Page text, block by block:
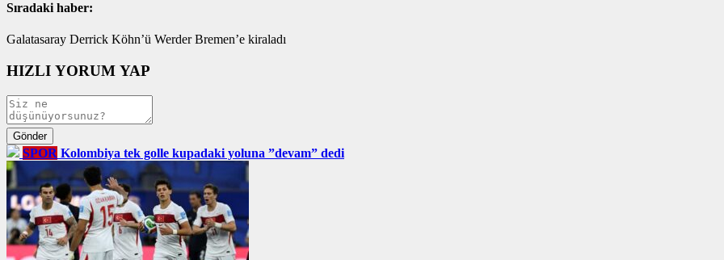
Sıradaki haber:
Galatasaray Derrick Köhn’ü Werder Bremen’e kiraladı
HIZLI YORUM YAP
SPOR Kolombiya tek golle kupadaki yoluna ”devam” dedi